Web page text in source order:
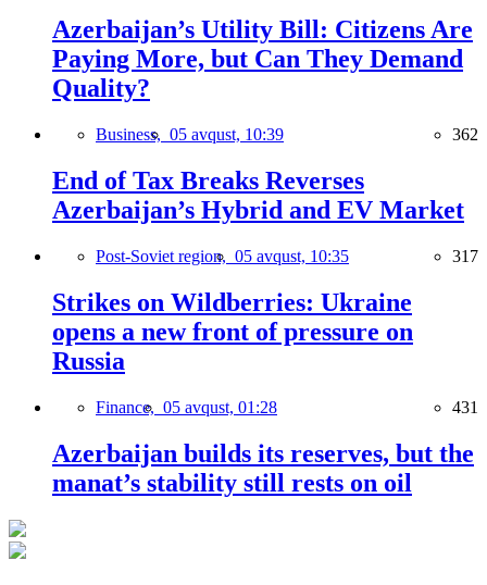
Azerbaijan’s Utility Bill: Citizens Are
Paying More, but Can They Demand
Quality?
Business, 05 avqust, 10:39 362
End of Tax Breaks Reverses
Azerbaijan’s Hybrid and EV Market
Post-Soviet region, 05 avqust, 10:35 317
Strikes on Wildberries: Ukraine
opens a new front of pressure on
Russia
Finance, 05 avqust, 01:28 431
Azerbaijan builds its reserves, but the
manat’s stability still rests on oil